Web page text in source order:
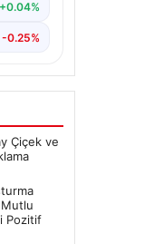
0.25%
Çiçek ve
Mutlu
Pozitif